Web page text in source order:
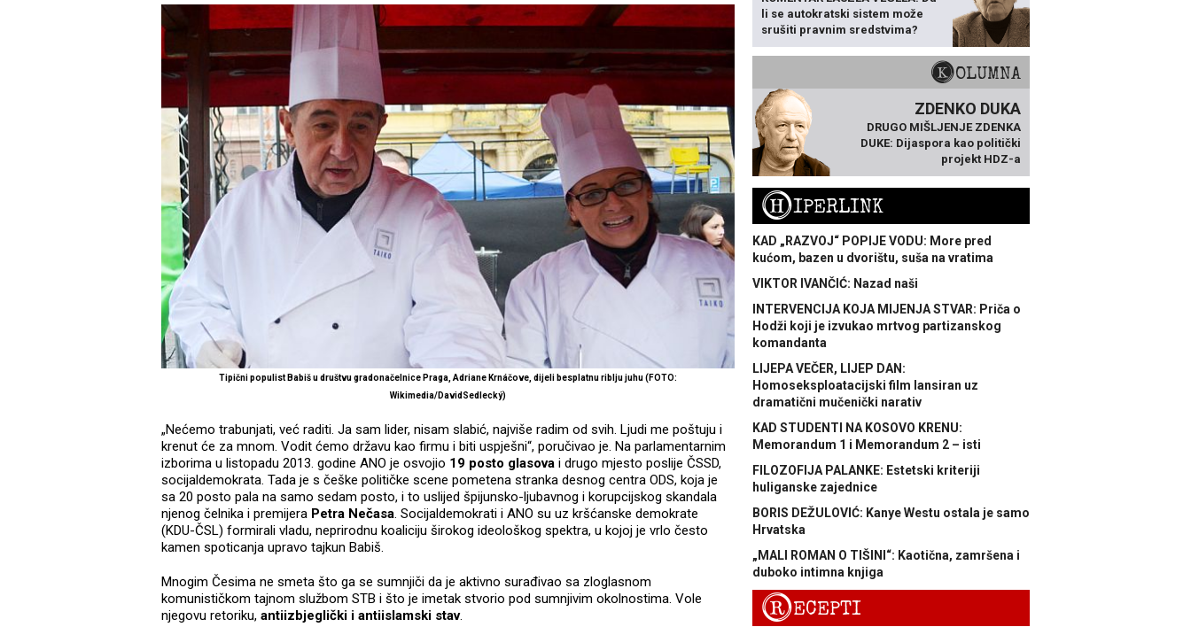
Tipični populist Babiš u društvu gradonačelnice Praga, Adriane Krnáčove, dijeli besplatnu riblju juhu (FOTO:
Wikimedia/DavidSedlecký)
„Nećemo trabunjati, već raditi. Ja sam lider, nisam slabić, najviše radim od svih. Ljudi me poštuju i
krenut će za mnom. Vodit ćemo državu kao firmu i biti uspješni“, poručivao je. Na parlamentarnim
izborima u listopadu 2013. godine ANO je osvojio 19 posto glasova i drugo mjesto poslije ČSSD,
socijaldemokrata. Tada je s češke političke scene pometena stranka desnog centra ODS, koja je
sa 20 posto pala na samo sedam posto, i to uslijed špijunsko-ljubavnog i korupcijskog skandala
njenog čelnika i premijera Petra Nečasa. Socijaldemokrati i ANO su uz kršćanske demokrate
(KDU-ČSL) formirali vladu, neprirodnu koaliciju širokog ideološkog spektra, u kojoj je vrlo često
kamen spoticanja upravo tajkun Babiš.
Mnogim Česima ne smeta što ga se sumnjiči da je aktivno surađivao sa zloglasnom
komunističkom tajnom službom STB i što je imetak stvorio pod sumnjivim okolnostima. Vole
njegovu retoriku, antiizbjeglički i antiislamski stav.
li se autokratski sistem može
srušiti pravnim sredstvima?
KOLUMNA
ZDENKO DUKA
DRUGO MIŠLJENJE ZDENKA
DUKE: Dijaspora kao politički
projekt HDZ-a
HIPERLINK
KAD „RAZVOJ“ POPIJE VODU: More pred
kućom, bazen u dvorištu, suša na vratima
VIKTOR IVANČIĆ: Nazad naši
INTERVENCIJA KOJA MIJENJA STVAR: Priča o
Hodži koji je izvukao mrtvog partizanskog
komandanta
LIJEPA VEČER, LIJEP DAN:
Homoseksploatacijski film lansiran uz
dramatični mučenički narativ
KAD STUDENTI NA KOSOVO KRENU:
Memorandum 1 i Memorandum 2 – isti
FILOZOFIJA PALANKE: Estetski kriteriji
huliganske zajednice
BORIS DEŽULOVIĆ: Kanye Westu ostala je samo
Hrvatska
„MALI ROMAN O TIŠINI“: Kaotična, zamršena i
duboko intimna knjiga
RECEPTI